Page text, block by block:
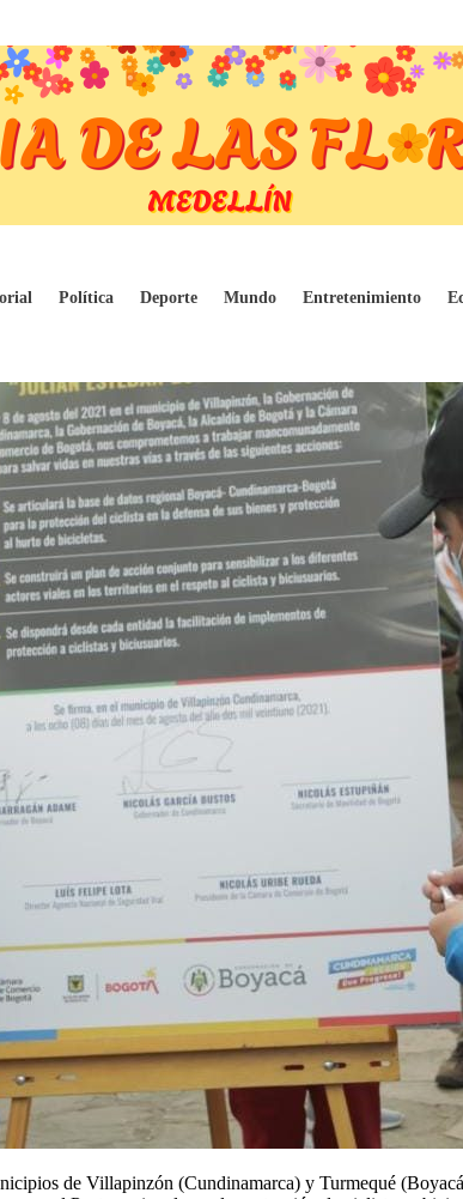
Política Deporte Mundo Entretenimiento
de Villapinzón (Cundinamarca) y Turmequé